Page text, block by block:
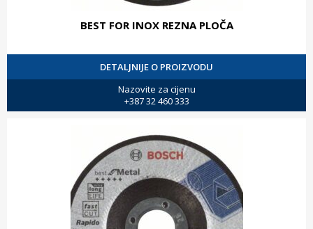
BEST FOR INOX REZNA PLOČA
DETALJNIJE O PROIZVODU
Nazovite za cijenu
+387 32 460 333